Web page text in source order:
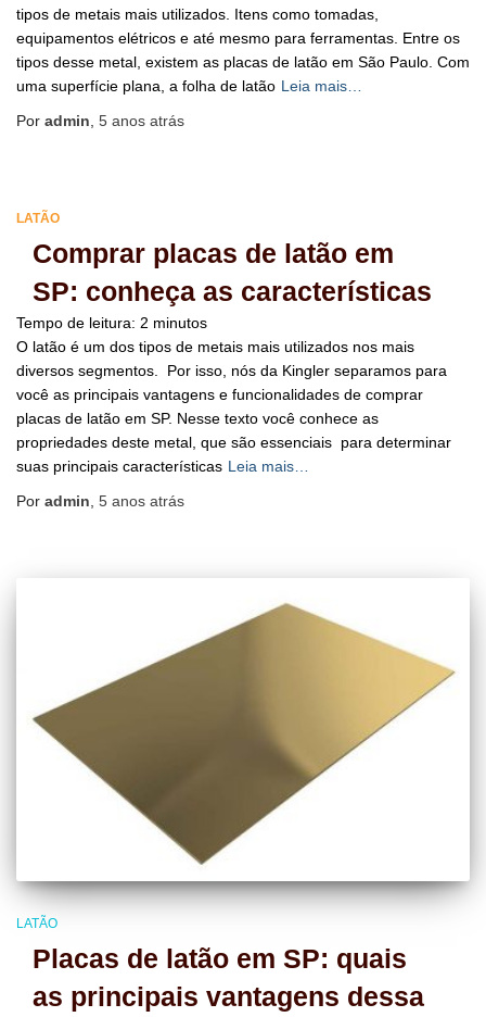
tipos de metais mais utilizados. Itens como tomadas,
equipamentos elétricos e até mesmo para ferramentas. Entre os
tipos desse metal, existem as placas de latão em São Paulo. Com
uma superfície plana, a folha de latão Leia mais…
Por admin 5 anos atrás
LATÃO
Comprar placas de latão em
SP: conheça as características
Tempo de leitura: 2 minutos
O latão é um dos tipos de metais mais utilizados nos mais
diversos segmentos. Por isso, nós da Kingler separamos para
você as principais vantagens e funcionalidades de comprar
placas de latão em SP. Nesse texto você conhece as
propriedades deste metal, que são essenciais para determinar
suas principais características Leia mais…
Por admin 5 anos atrás
LATÃO
Placas de latão em SP: quais
as principais vantagens dessa